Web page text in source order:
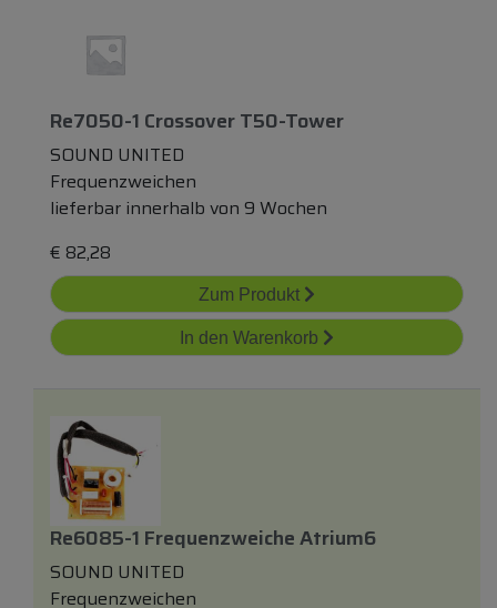
Re7050-1 Crossover T50-Tower
SOUND UNITED
Frequenzweichen
lieferbar innerhalb von 9 Wochen
€ 82,28
Zum Produkt
In den Warenkorb
Re6085-1 Frequenzweiche Atrium6
SOUND UNITED
Frequenzweichen